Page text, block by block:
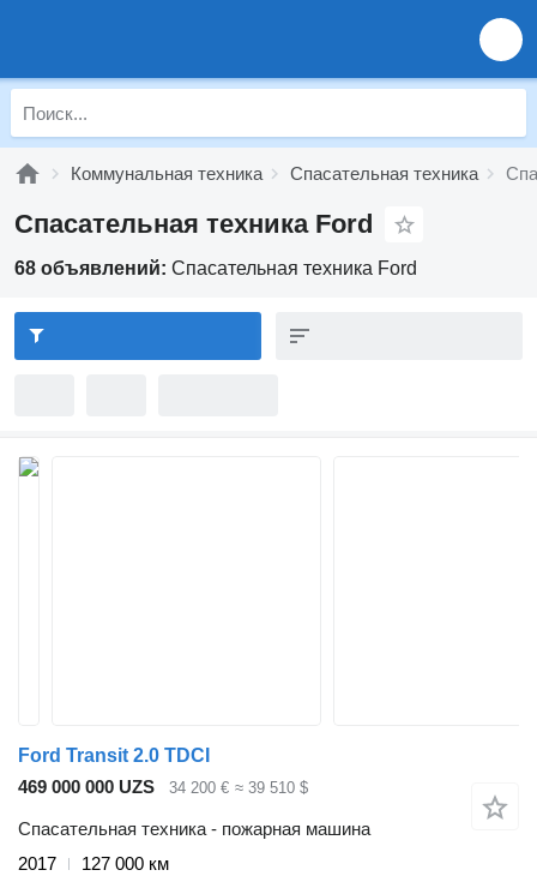
Коммунальная техника Спасательная техника
Спасательная техника Ford
68 объявлений: Спасательная техника Ford
Ford Transit 2.0 TDCI
469 000 000 UZS
34 200 € ≈ 39 510 $
Спасательная техника - пожарная машина
2017
127 000 км